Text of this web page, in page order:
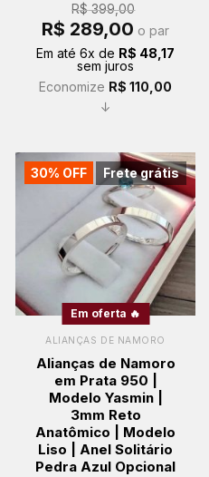
R$399,00
O
preço
era:
R$ 399,00.
R$ 289,00 preço
é:
o par
Em até 6x de R$ 48,17
sem juros
Economize R$ 110,00
↓
Frete grátis
30% OFF
Em oferta 🔥
ALIANÇAS DE NAMORO
Alianças de Namoro
em Prata 950 |
Modelo Yasmin |
3mm Reto
Anatômico | Modelo
Liso | Anel Solitário
Pedra Azul Opcional